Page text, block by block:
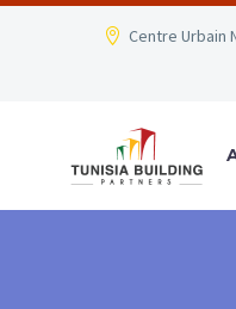
Centre Urbain